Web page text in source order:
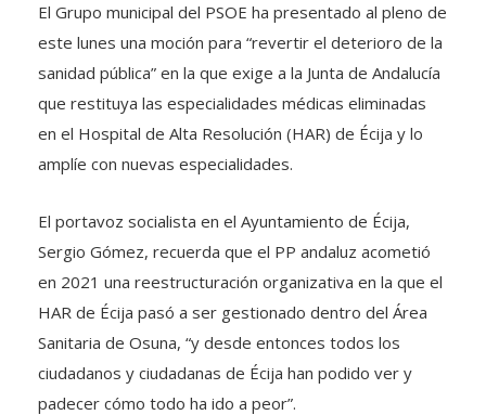
El Grupo municipal del PSOE ha presentado al pleno de
este lunes una moción para “revertir el deterioro de la
sanidad pública” en la que exige a la Junta de Andalucía
que restituya las especialidades médicas eliminadas
en el Hospital de Alta Resolución (HAR) de Écija y lo
amplíe con nuevas especialidades.
El portavoz socialista en el Ayuntamiento de Écija,
Sergio Gómez, recuerda que el PP andaluz acometió
en 2021 una reestructuración organizativa en la que el
HAR de Écija pasó a ser gestionado dentro del Área
Sanitaria de Osuna, “y desde entonces todos los
ciudadanos y ciudadanas de Écija han podido ver y
padecer cómo todo ha ido a peor”.